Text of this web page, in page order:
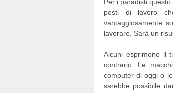
posti di lavoro
vantaggiosamente
lavorare. Sarà un
Alcuni esprimono il
contrario. Le
computer di oggi o
sarebbe possibile